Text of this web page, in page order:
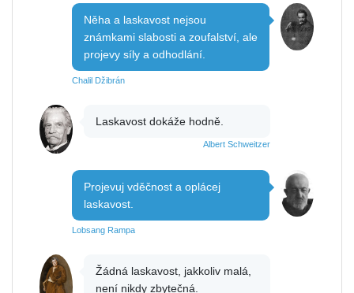
Něha a laskavost nejsou
známkami slabosti a zoufalství, ale
projevy síly a odhodlání.
Chalil Džibrán
Laskavost dokáže hodně.
Albert Schweitzer
Projevuj vděčnost a oplácej
laskavost.
Lobsang Rampa
Žádná laskavost, jakkoliv malá,
není nikdy zbytečná.